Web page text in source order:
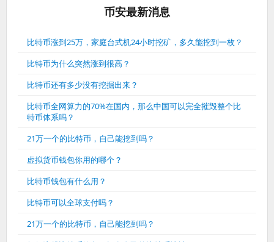
币安最新消息
比特币涨到25万，家庭台式机24小时挖矿，多久能挖到一枚？
比特币为什么突然涨到很高？
比特币还有多少没有挖掘出来？
比特币全网算力的70%在国内，那么中国可以完全摧毁整个比
特币体系吗？
21万一个的比特币，自己能挖到吗？
虚拟货币钱包你用的哪个？
比特币钱包有什么用？
比特币可以全球支付吗？
21万一个的比特币，自己能挖到吗？